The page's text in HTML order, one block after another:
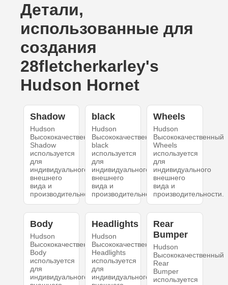
Детали,
использованные для
создания
28fletcherkarley's
Hudson Hornet
Shadow
Hudson
Высококачественный
Shadow
используется
для
индивидуального
внешнего
вида и
производительности.
black
Hudson
Высококачественный
black
используется
для
индивидуального
внешнего
вида и
производительности.
Wheels
Hudson
Высококачественный
Wheels
используется
для
индивидуального
внешнего
вида и
производительности.
Body
Hudson
Высококачественный
Body
используется
для
индивидуального
Headlights
Hudson
Высококачественный
Headlights
используется
для
индивидуального
Rear
Bumper
Hudson
Высококачественный
Rear
Bumper
используется